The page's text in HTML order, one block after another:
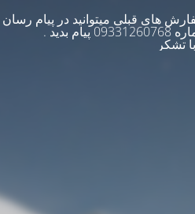
های قبلی میتوانید در پیام رسان
بدید .
با تشکر